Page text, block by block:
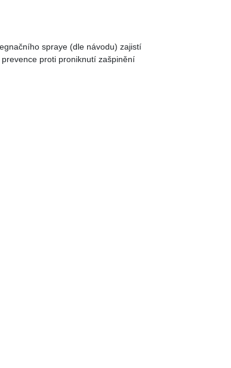
spraye (dle návodu) zajistí
proti proniknutí zašpinění